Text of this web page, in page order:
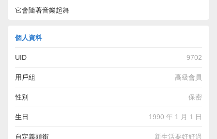
它會隨著音樂起舞
個人資料
UID 9702
用戶組 高級會員
性別 保密
生日 1990 年 1 月 1 日
自定義頭銜 新生活要好好過